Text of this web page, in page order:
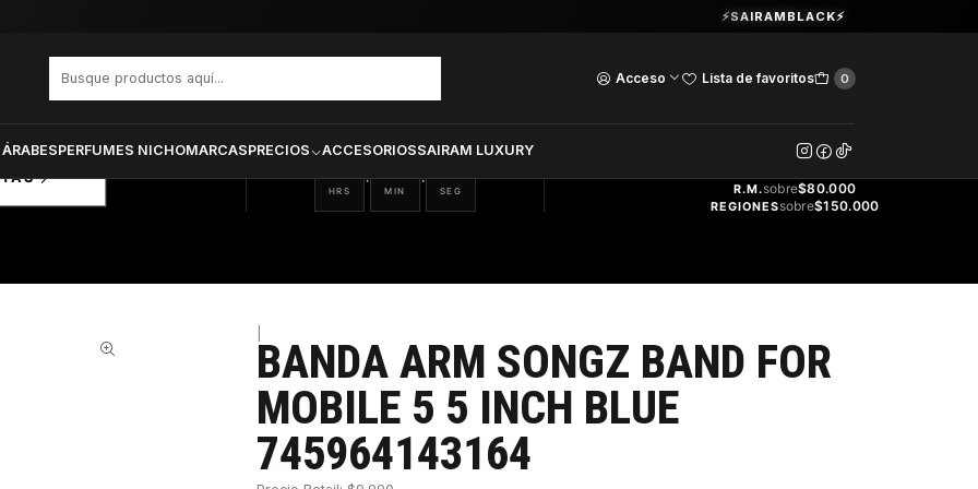
Acceso Lista de favoritos 0
PERFUMES NICHOMARCASPRECIOS ACCESORIOSSAIRAM LUXURY
Guardia Vieja 202. Oficina 102.Ver Horarios
⚡SAIRAMBLACK⚡
For Mobile 5 5 Inch Blue 745964143164
19
HRS
: 21
MIN
: 20
SEG
GRATIS
R.M.sobre$80.000
REGIONESsobre$150.000
BANDA ARM SONGZ BAND FOR
MOBILE 5 5 INCH BLUE
745964143164